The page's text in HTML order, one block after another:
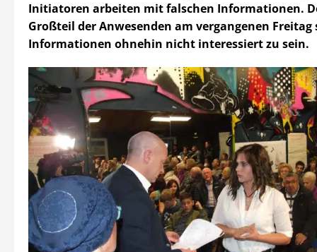
Initiatoren arbeiten mit falschen Informationen.
Großteil der Anwesenden am vergangenen
Informationen ohnehin nicht interessiert zu sein.